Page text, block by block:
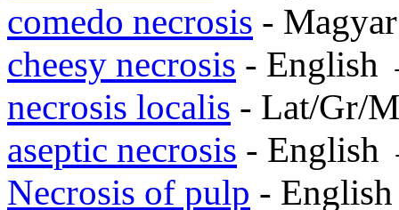
comedo necrosis -
cheesy necrosis - English
necrosis localis - Lat/Gr/
aseptic necrosis - English
Necrosis of pulp -